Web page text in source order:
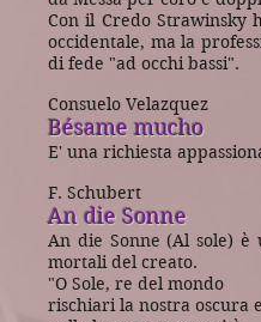
Con il Credo Strawinsky
occidentale, ma la
di fede "ad occhi bassi".
Consuelo Velazquez
Bésame mucho
E' una richiesta
F. Schubert
An die Sonne
An die Sonne (Al sole)
mortali del creato.
"O Sole, re del mondo
rischiari la nostra oscura